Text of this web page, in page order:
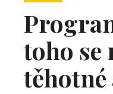
toho